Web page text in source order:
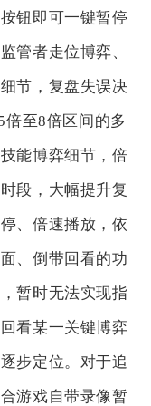
钮即可一键暂停
管者走位博弈、
节，复盘失误决
至8倍区间的多
能博弈细节，倍
段，大幅提升复
、倍速播放，依
、倒带回看的功
暂时无法实现指
看某一关键博弈
步定位。对于追
游戏自带录像暂